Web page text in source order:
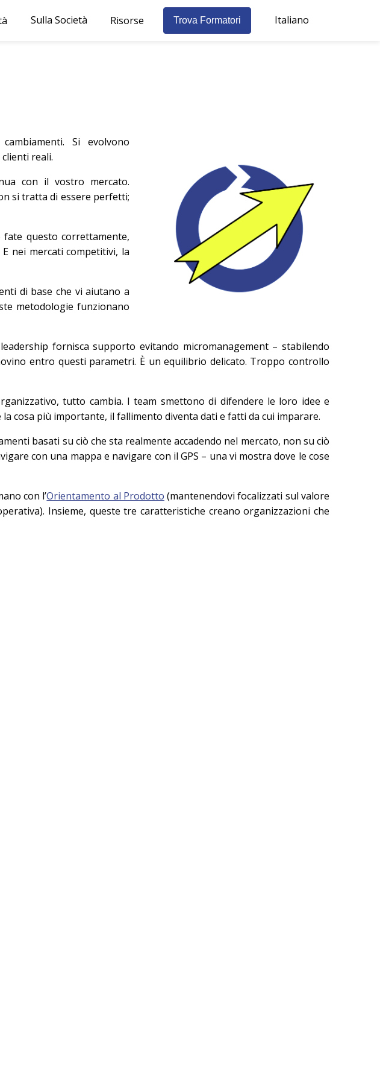
Sulla Società Risorse Trova Formatori Italiano
Si evolvono
reali.
con il vostro mercato.
si tratta di essere perfetti;
fate questo correttamente,
nei mercati competitivi, la
di base che vi aiutano a
metodologie funzionano
fornisca supporto evitando micromanagement – stabilendo
entro questi parametri. È un equilibrio delicato. Troppo controllo
tutto cambia. I team smettono di difendere le loro idee e
cosa più importante, il fallimento diventa dati e fatti da cui imparare.
basati su ciò che sta realmente accadendo nel mercato, non su ciò
con una mappa e navigare con il GPS – una vi mostra dove le cose
con l’Orientamento al Prodotto (mantenendovi focalizzati sul valore
Insieme, queste tre caratteristiche creano organizzazioni che